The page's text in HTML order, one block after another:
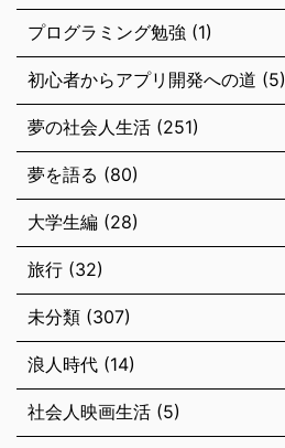
プログラミング勉強 (1)
初心者からアプリ開発への道 (5)
夢の社会人生活 (251)
夢を語る (80)
大学生編 (28)
旅行 (32)
未分類 (307)
浪人時代 (14)
社会人映画生活 (5)